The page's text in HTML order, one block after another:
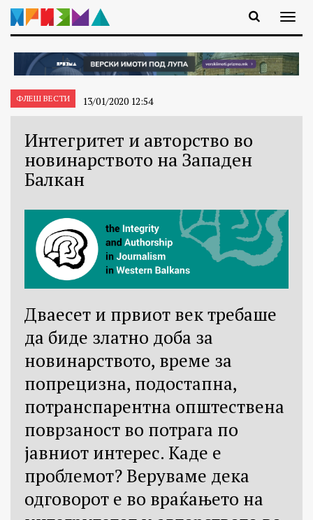
ФЛЕШ ВЕСТИ 13/01/2020 12:54
Интегритет и авторство во
новинарството на Западен
Балкан
Дваесет и првиот век требаше
да биде златно доба за
новинарството, време за
попрецизна, подостапна,
потранспарентна општествена
поврзаност во потрага по
јавниот интерес. Каде е
проблемот? Веруваме дека
одговорот е во враќањето на